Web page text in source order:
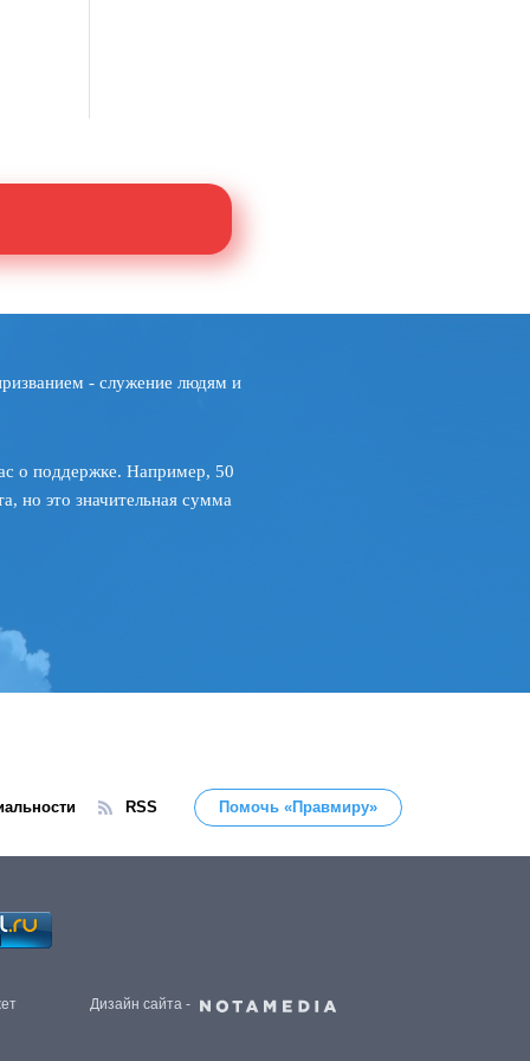
- служение людям и
о поддержке. Например, 50
но это значительная сумма
RSS Помочь «Правмиру»
Дизайн сайта -